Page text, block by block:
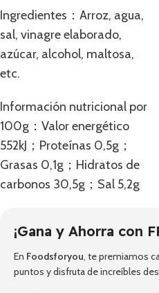
Ingredientes：Arroz, agua,
sal, vinagre elaborado,
azúcar, alcohol, maltosa,
etc.
Información nutricional por
100g：Valor energético
552kJ；Proteínas 0,5g；
Grasas 0,1g；Hidratos de
carbonos 30,5g；Sal 5,2g
¡Gana y Ahorra con
En Foodsforyou, te premiamos
puntos y disfruta de increíbles